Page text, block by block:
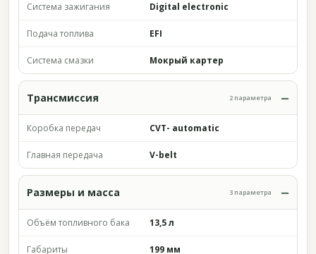
Система зажигания Digital electronic
Подача топлива EFI
Система смазки Мокрый картер
Трансмиссия 2 параметра
Коробка передач CVT- automatic
Главная передача V-belt
Размеры и масса 3 параметра
Объём топливного бака 13,5 л
Габариты 199 мм